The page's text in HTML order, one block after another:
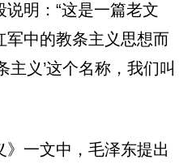
明：“这是一篇老文
军中的教条主义思想而
主义’这个名称，我们叫
》一文中，毛泽东提出